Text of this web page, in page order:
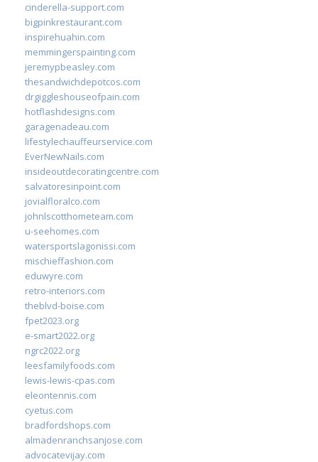
cinderella-support.com
bigpinkrestaurant.com
inspirehuahin.com
memmingerspainting.com
jeremypbeasley.com
thesandwichdepotcos.com
drgiggleshouseofpain.com
hotflashdesigns.com
garagenadeau.com
lifestylechauffeurservice.com
EverNewNails.com
insideoutdecoratingcentre.com
salvatoresinpoint.com
jovialfloralco.com
johnlscotthometeam.com
u-seehomes.com
watersportslagonissi.com
mischieffashion.com
eduwyre.com
retro-interiors.com
theblvd-boise.com
fpet2023.org
e-smart2022.org
ngrc2022.org
leesfamilyfoods.com
lewis-lewis-cpas.com
eleontennis.com
cyetus.com
bradfordshops.com
almadenranchsanjose.com
advocatevijay.com